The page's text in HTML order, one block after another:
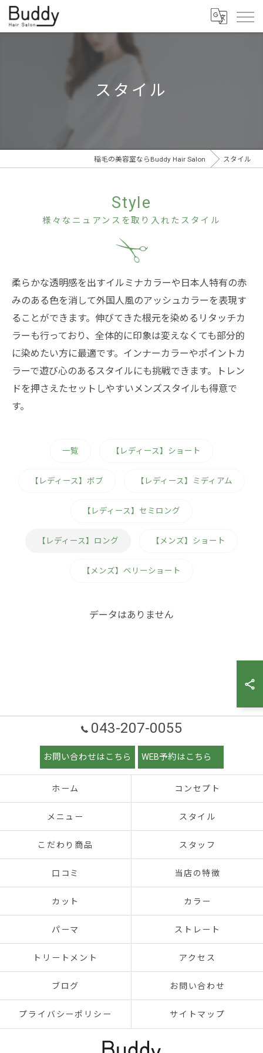
スタイル
稲毛の美容室ならBuddy Hair Salon スタイル
Style
様々なニュアンスを取り入れたスタイル
柔らかな透明感を出すイルミナカラーや日本人特有の赤
みのある色を消して外国人風のアッシュカラーを表現す
ることができます。伸びてきた根元を染めるリタッチカ
ラーも行っており、全体的に印象は変えなくても部分的
に染めたい方に最適です。インナーカラーやポイントカ
ラーで遊び心のあるスタイルにも挑戦できます。トレン
ドを押さえたセットしやすいメンズスタイルも得意で
す。
一覧 【レディース】ショート
【レディース】ボブ 【レディース】ミディアム
【レディース】セミロング
【レディース】ロング 【メンズ】ショート
【メンズ】ベリーショート
データはありません
043-207-0055
お問い合わせはこちら WEB予約はこちら
ホーム コンセプト
メニュー スタイル
こだわり商品 スタッフ
口コミ 当店の特徴
カット カラー
パーマ ストレート
トリートメント アクセス
ブログ お問い合わせ
プライバシーポリシー サイトマップ